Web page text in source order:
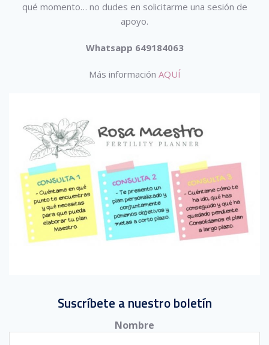
qué momento… no dudes en solicitarme una sesión de
apoyo.
Whatsapp 649184063
Más información AQUÍ
Suscríbete a nuestro boletín
Nombre